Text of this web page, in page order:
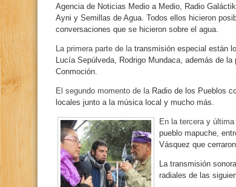
Agencia de Noticias Medio a Medio, Radio
Ayni y Semillas de Agua. Todos ellos hicieron
conversaciones que se hicieron sobre el agua.
La primera parte de la transmisión especial están
Lucía Sepúlveda, Rodrigo Mundaca, además de
Conmoción.
El segundo momento de laRadio de los Pueblos
locales junto a la música local y mucho más.
En la tercera y última
pueblo mapuche,
Vásquez que
La transmisión
radiales de las